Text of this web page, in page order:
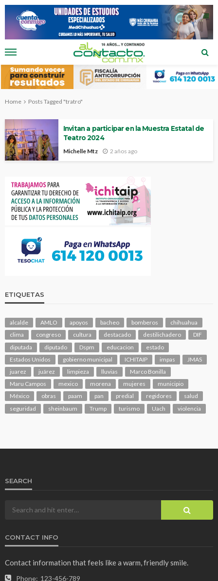
Home Posts Tagged "tratro"
Invitan a participar en la Muestra Estatal de
Teatro 2024
Michelle Mtz 2 años ago
ETIQUETAS
alcalde AMLO apoyos bacheo bomberos
chihuahua
clima
congreso cultura destacado destilichadero
DIF
diputada
diputado Dspm educacion
estado
Estados Unidos
gobierno municipal ICHITAIP impas
JMAS
juarez
juárez limpieza lluvias
Marco Bonilla
Maru Campos
mexico morena mujeres
municipio
México
obras paam pan predial regidores
salud
seguridad
sheinbaum Trump turismo Uach violencia
SEARCH
CONTACT INFO
Contact information that feels like a warm, friendly smile.
Phone: 123-456-789